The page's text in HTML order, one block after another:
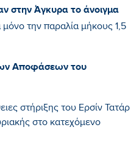
στην Άγκυρα το άνοιγμα
την παραλία μήκους 1,5
Αποφάσεων του
στήριξης του Ερσίν Τατάρ
στο κατεχόμενο